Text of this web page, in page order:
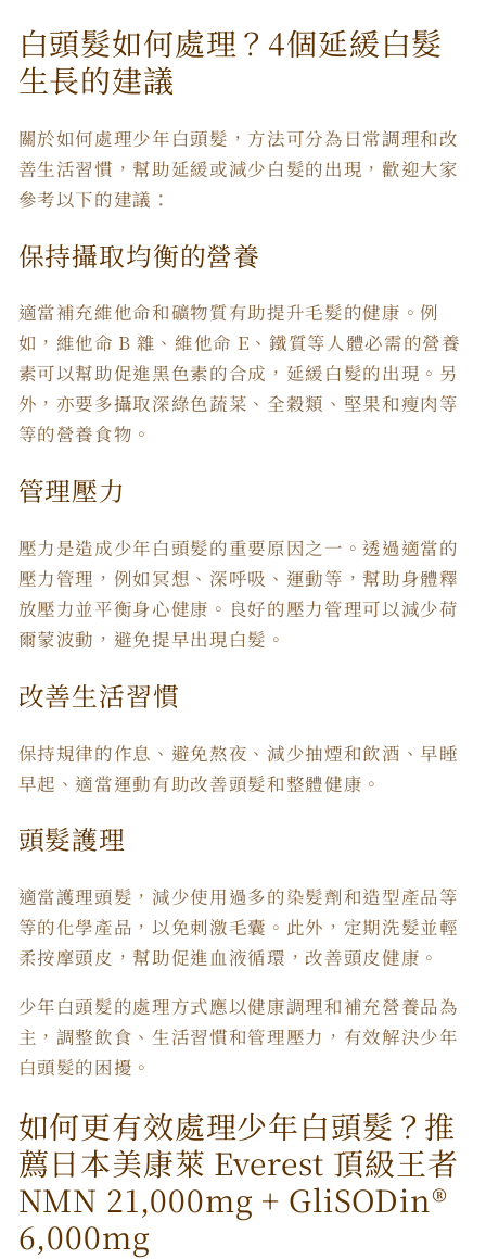
白頭髮如何處理？4個延緩白髮
生長的建議
關於如何處理少年白頭髮，方法可分為日常調理和改
善生活習慣，幫助延緩或減少白髮的出現，歡迎大家
參考以下的建議：
保持攝取均衡的營養
適當補充維他命和礦物質有助提升毛髮的健康。例
如，維他命 B 雜、維他命 E、鐵質等人體必需的營養
素可以幫助促進黑色素的合成，延緩白髮的出現。另
外，亦要多攝取深綠色蔬菜、全穀類、堅果和瘦肉等
等的營養食物。
管理壓力
壓力是造成少年白頭髮的重要原因之一。透過適當的
壓力管理，例如冥想、深呼吸、運動等，幫助身體釋
放壓力並平衡身心健康。良好的壓力管理可以減少荷
爾蒙波動，避免提早出現白髮。
改善生活習慣
保持規律的作息、避免熬夜、減少抽煙和飲酒、早睡
早起、適當運動有助改善頭髮和整體健康。
頭髮護理
適當護理頭髮，減少使用過多的染髮劑和造型產品等
等的化學產品，以免刺激毛囊。此外，定期洗髮並輕
柔按摩頭皮，幫助促進血液循環，改善頭皮健康。
少年白頭髮的處理方式應以健康調理和補充營養品為
主，調整飲食、生活習慣和管理壓力，有效解決少年
白頭髮的困擾。
如何更有效處理少年白頭髮？推
薦日本美康萊 Everest 頂級王者
NMN 21,000mg + GliSODin®️
6,000mg